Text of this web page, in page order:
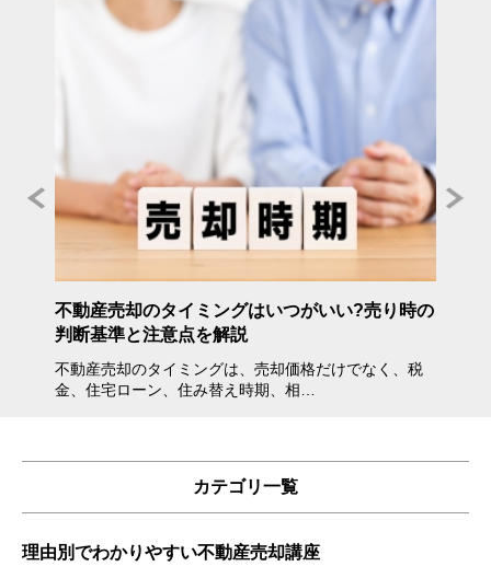
不動産売却のタイミングはいつがいい?売り時の
判断基準と注意点を解説
不動産売却のタイミングは、売却価格だけでなく、税
金、住宅ローン、住み替え時期、相…
カテゴリ一覧
理由別でわかりやすい不動産売却講座